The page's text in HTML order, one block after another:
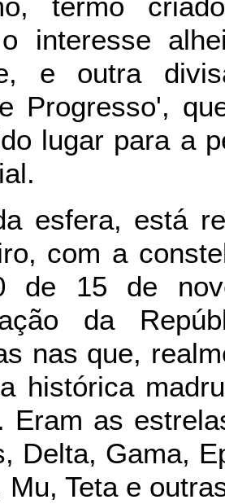
termo
interesse
e outra
Progresso',
lugar para a
esfera, está
com a
de 15 de
da
nas que,
histórica
Eram as
Delta, Gama,
Mu, Teta e